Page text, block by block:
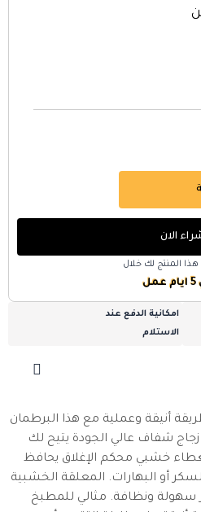
الان
المنتج لك خلال
امكانية الدفع عند
الاستلام
أنيقة وعملية مع هذا البرطمان
شفاف عالي الجودة يتيح لك
خشبي محكم الإغلاق يحافظ
أو البهارات. المعلقة الخشبية
سهولة ونظافة. مثالي للمطبخ